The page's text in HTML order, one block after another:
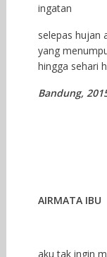
ingatan
selepas hujan
yang
hingga sehari
Bandung,
AIRMATA IBU
aku tak ingin